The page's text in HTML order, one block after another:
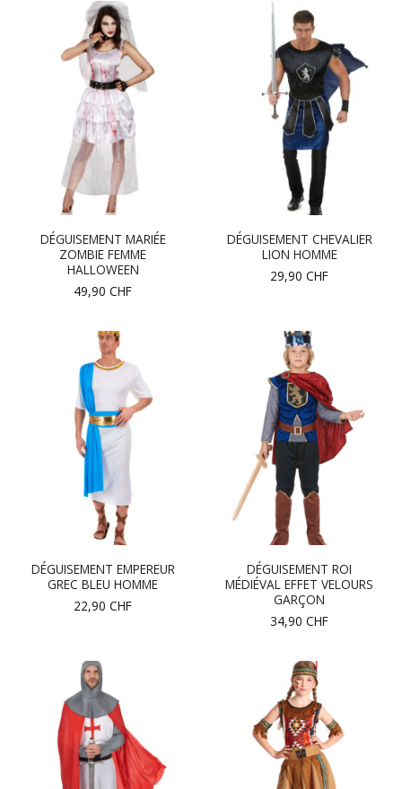
DÉGUISEMENT MARIÉE
ZOMBIE FEMME
HALLOWEEN
49,90 CHF
DÉGUISEMENT CHEVALIER
LION HOMME
29,90 CHF
DÉGUISEMENT EMPEREUR
GREC BLEU HOMME
22,90 CHF
DÉGUISEMENT ROI
MÉDIÉVAL EFFET VELOURS
GARÇON
34,90 CHF